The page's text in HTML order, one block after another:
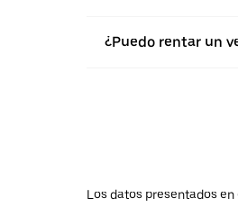
¿Puedo rentar un
Los datos presentados